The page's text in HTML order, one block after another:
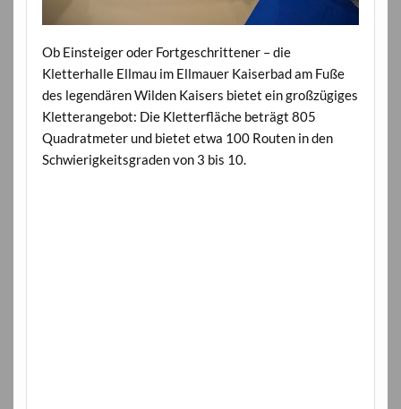
Ob Einsteiger oder Fortgeschrittener – die
Kletterhalle Ellmau im Ellmauer Kaiserbad am Fuße
des legendären Wilden Kaisers bietet ein großzügiges
Kletterangebot: Die Kletterfläche beträgt 805
Quadratmeter und bietet etwa 100 Routen in den
Schwierigkeitsgraden von 3 bis 10.